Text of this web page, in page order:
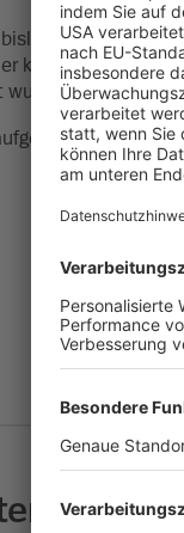
unbekannte
körperlichen
Er wurde zur
und